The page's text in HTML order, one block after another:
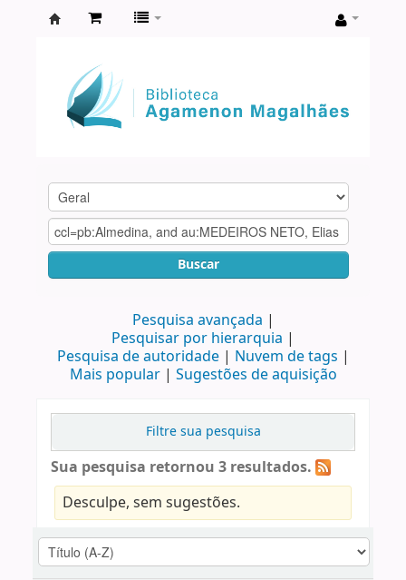
Agamenon
Magalhães
Buscar
Pesquisa avançada
Pesquisar por hierarquia
Pesquisa de autoridade
Nuvem de tags
Mais popular
Sugestões de aquisição
Filtre sua pesquisa
Sua pesquisa retornou 3 resultados.
Desculpe, sem sugestões.